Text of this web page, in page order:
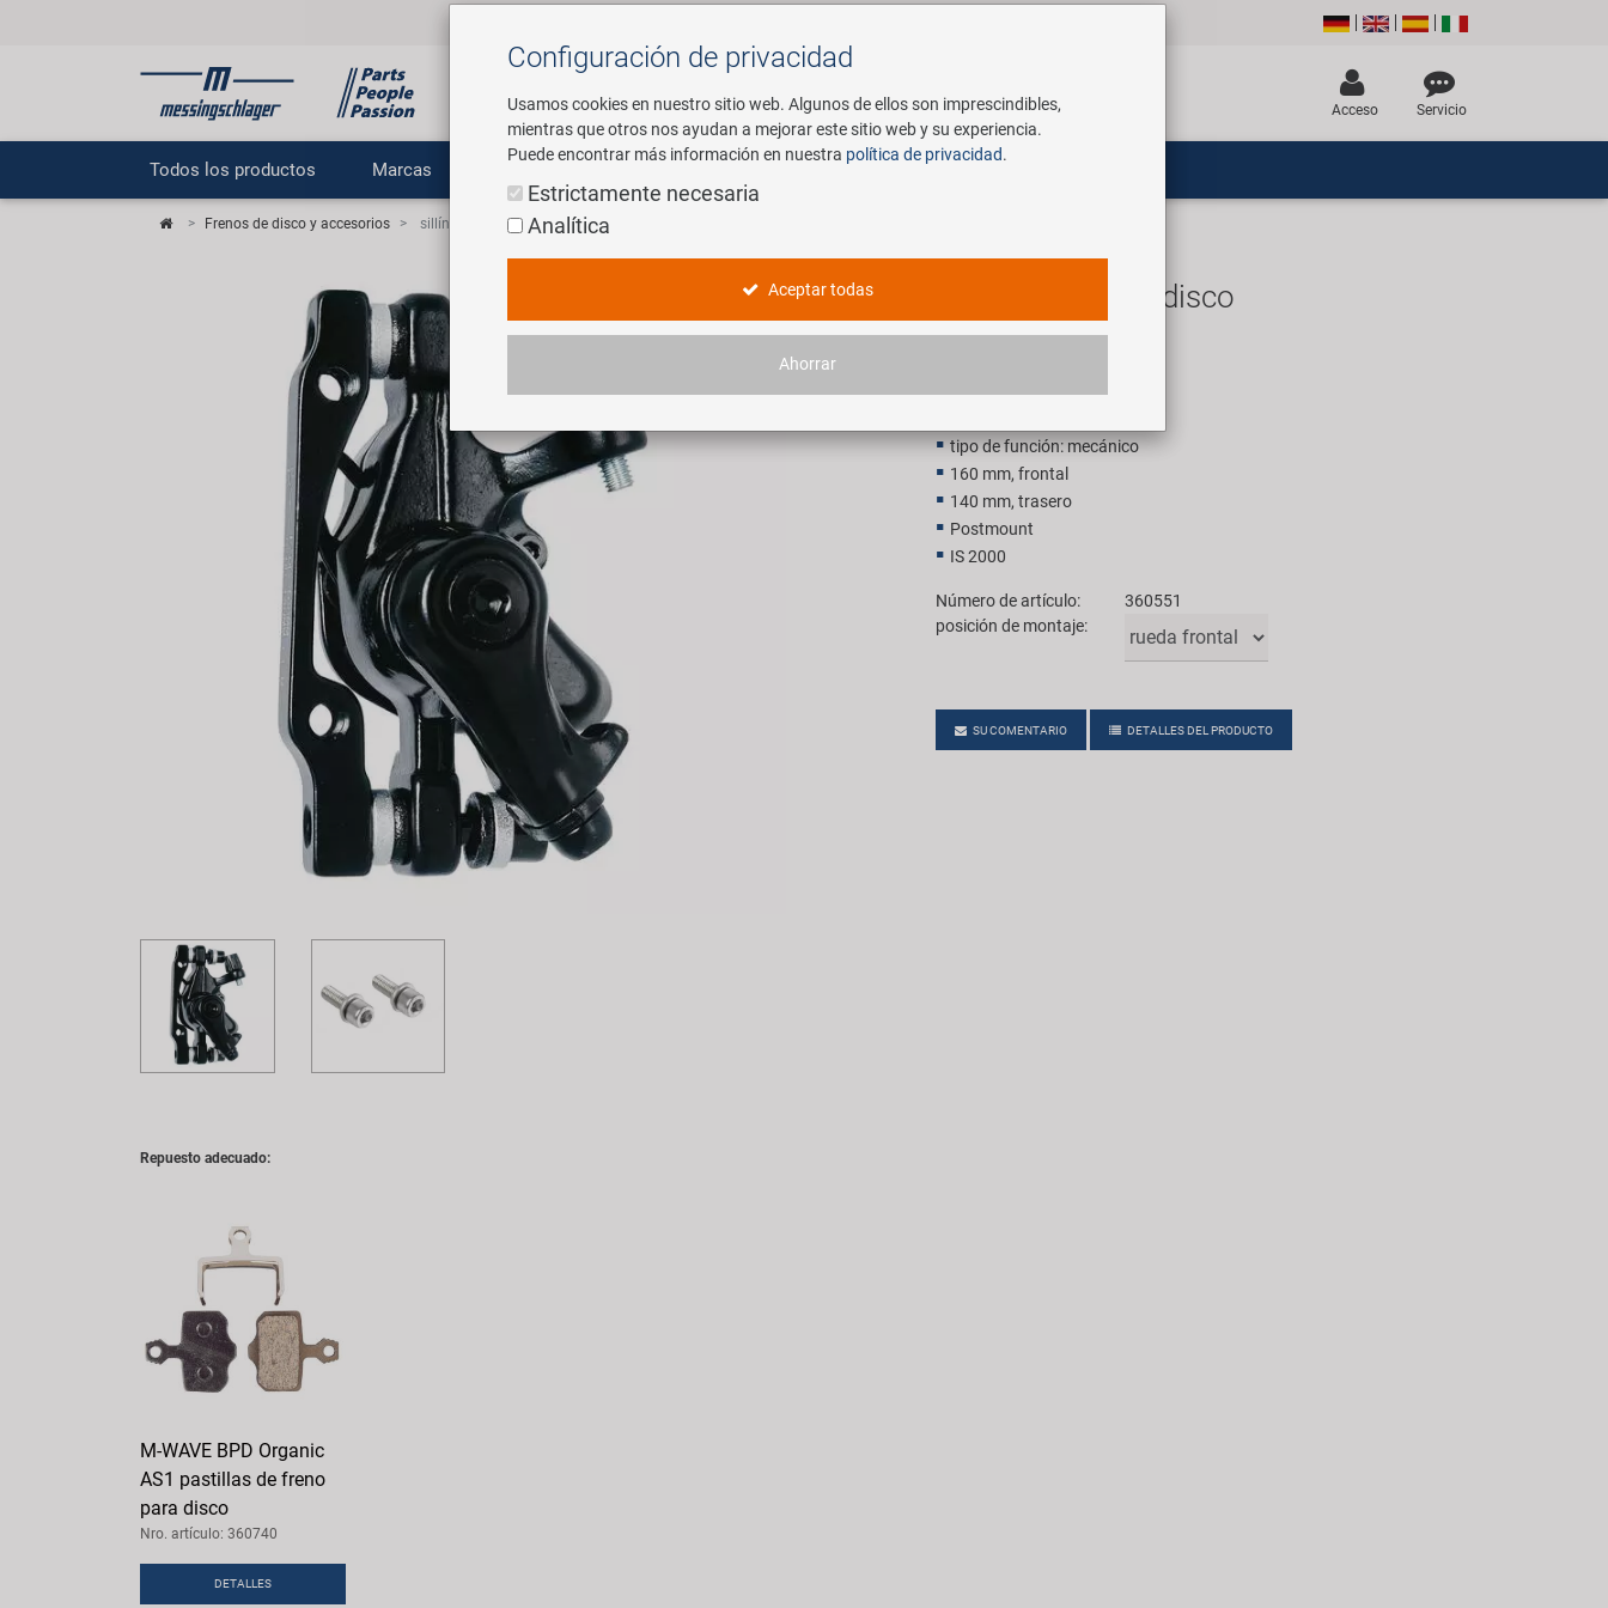
Buscar
Acceso Servicio
Todos los productos Marcas Servicio
Frenos de disco y accesorios sillín de freno de disco
sillín de freno de disco
tipo de función: mecánico
160 mm, frontal
140 mm, trasero
Postmount
IS 2000
Número de artículo:
360551
posición de montaje:
SU COMENTARIO DETALLES DEL PRODUCTO
Repuesto adecuado:
M-WAVE BPD Organic
AS1 pastillas de freno
para disco
Nro. artículo: 360740
DETALLES
Configuración de privacidad
Usamos cookies en nuestro sitio web. Algunos de ellos son imprescindibles,
mientras que otros nos ayudan a mejorar este sitio web y su experiencia.
Puede encontrar más información en nuestra política de privacidad.
Estrictamente necesaria
Analítica
Aceptar todas
Ahorrar